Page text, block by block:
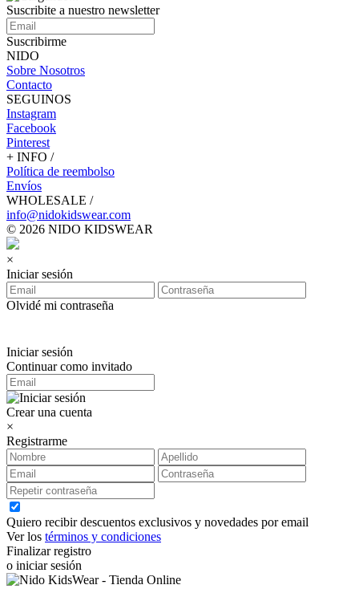
Suscribite a nuestro newsletter
Suscribirme
NIDO
Sobre Nosotros
Contacto
SEGUINOS
Instagram
Facebook
Pinterest
+ INFO /
Política de reembolso
Envíos
WHOLESALE /
info@nidokidswear.com
© 2026 NIDO KIDSWEAR
×
Iniciar sesión
Olvidé mi contraseña
Iniciar sesión
Continuar como invitado
Crear una cuenta
×
Registrarme
Quiero recibir descuentos exclusivos y novedades por email
Ver los términos y condiciones
Finalizar registro
o iniciar sesión